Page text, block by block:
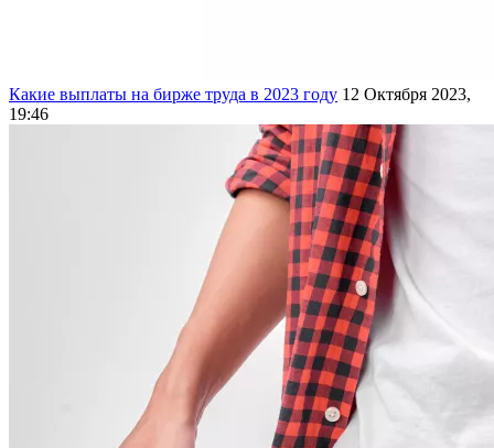
Какие выплаты на бирже труда в 2023 году 12 Октября 2023,
19:46